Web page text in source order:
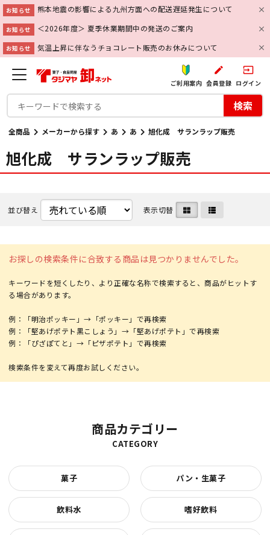
お知らせ 熊本地震の影響による九州方面への配送遅延発生について
お知らせ ＜2026年度＞ 夏季休業期間中の発送のご案内
お知らせ 気温上昇に伴なうチョコレート販売のお休みについて
ご利用案内
create
会員登録
input
ログイン
検索
全商品 メーカーから探す あ あ 旭化成 サランラップ販売
旭化成 サランラップ販売
並び替え 表示切替
お探しの検索条件に合致する商品は見つかりませんでした。
キーワードを短くしたり、より正確な名称で検索すると、商品がヒットす
る場合があります。
例：「明治ポッキー」→「ポッキー」で再検索
例：「堅あげポテト黒こしょう」→「堅あげポテト」で再検索
例：「ぴざぽてと」→「ピザポテト」で再検索
商品カテゴリー
CATEGORY
菓子 パン・生菓子
飲料水 嗜好飲料